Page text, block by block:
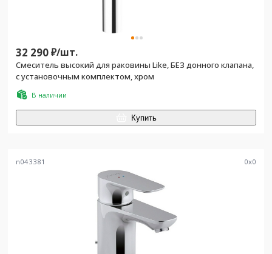
32 290₽/шт.
Смеситель высокий для раковины Like, БЕЗ донного клапана,
с установочным комплектом, хром
В наличии
Купить
n043381 0x0